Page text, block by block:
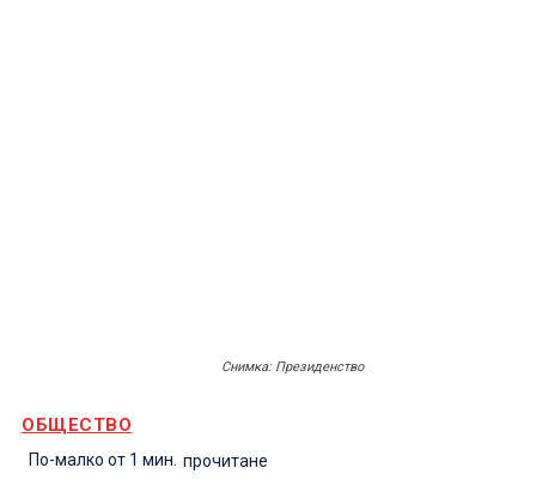
Снимка: Президенство
ОБЩЕСТВО
По-малко от 1 мин. прочитане